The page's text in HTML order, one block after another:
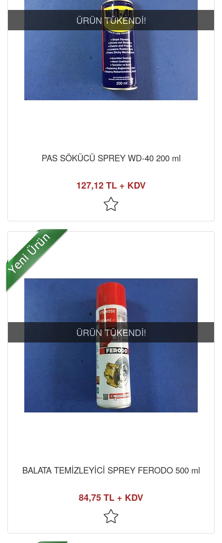
ÜRÜN TÜKENDİ!
PAS SÖKÜCÜ SPREY WD-40 200 ml
127,12 TL + KDV
ÜRÜN TÜKENDİ!
BALATA TEMİZLEYİCİ SPREY FERODO 500 ml
84,75 TL + KDV